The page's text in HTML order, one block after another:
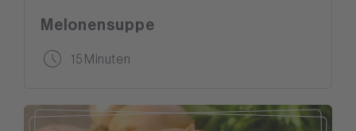
Melonensuppe
15 Minuten